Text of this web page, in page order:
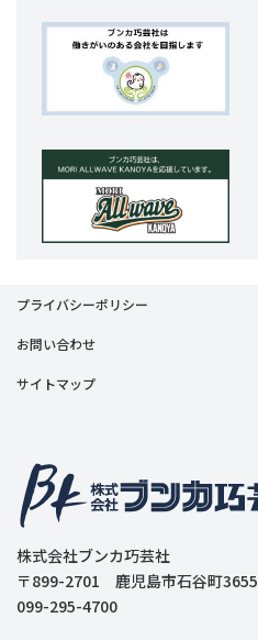
プライバシーポリシー
お問い合わせ
サイトマップ
株式会社ブンカ巧芸社
〒899-2701 鹿児島市石谷町3655
099-295-4700